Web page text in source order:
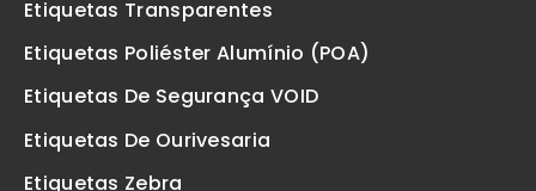
Etiquetas Transparentes
Etiquetas Poliéster Alumínio (POA)
Etiquetas De Segurança VOID
Etiquetas De Ourivesaria
Etiquetas Zebra